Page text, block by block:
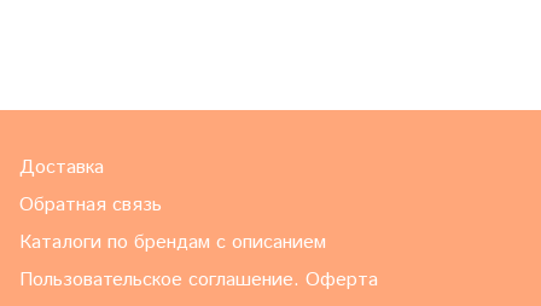
Доставка
Обратная связь
Каталоги по брендам с описанием
Пользовательское соглашение. Оферта